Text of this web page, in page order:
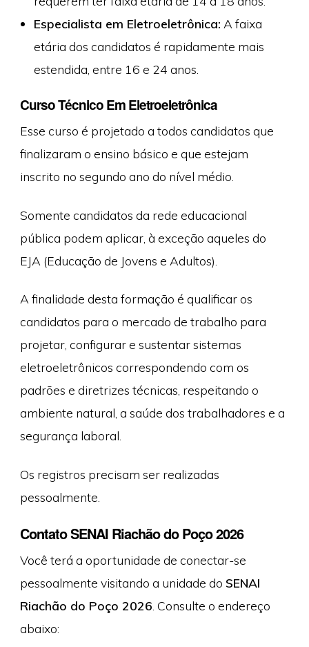
Especialista em Eletroeletrônica: A faixa
etária dos candidatos é rapidamente mais
estendida, entre 16 e 24 anos.
Curso Técnico Em Eletroeletrônica
Esse curso é projetado a todos candidatos que
finalizaram o ensino básico e que estejam
inscrito no segundo ano do nível médio.
Somente candidatos da rede educacional
pública podem aplicar, à exceção aqueles do
EJA (Educação de Jovens e Adultos).
A finalidade desta formação é qualificar os
candidatos para o mercado de trabalho para
projetar, configurar e sustentar sistemas
eletroeletrônicos correspondendo com os
padrões e diretrizes técnicas, respeitando o
ambiente natural, a saúde dos trabalhadores e a
segurança laboral.
Os registros precisam ser realizadas
pessoalmente.
Contato SENAI Riachão do Poço 2026
Você terá a oportunidade de conectar-se
pessoalmente visitando a unidade do SENAI
Riachão do Poço 2026 . Consulte o endereço
abaixo: